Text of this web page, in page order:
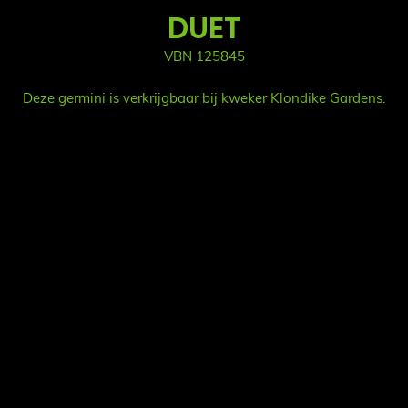
DUET
VBN 125845
Deze germini is verkrijgbaar bij kweker Klondike Gardens.